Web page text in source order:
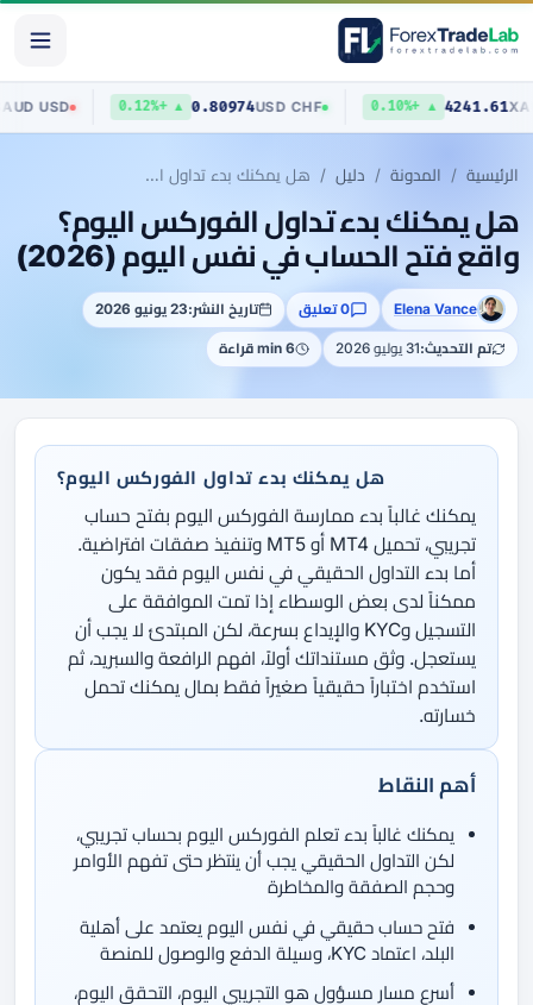
▲ +0.10%
CHF
0.80974
▲ +0.12%
USD
0.70423
الرئيسية المدونة دليل هل يمكنك بدء تداول الفوركس اليوم؟ واقع فتح الحساب في نفس اليوم (2026)
هل يمكنك بدء تداول الفوركس اليوم؟
واقع فتح الحساب في نفس اليوم (2026)
Elena Vance 0 تعليق تاريخ النشر:23 يونيو 2026
تم التحديث:31 يوليو 2026 6 min قراءة
هل يمكنك بدء تداول الفوركس اليوم؟
يمكنك غالباً بدء ممارسة الفوركس اليوم بفتح حساب
تجريبي، تحميل MT4 أو MT5 وتنفيذ صفقات افتراضية.
أما بدء التداول الحقيقي في نفس اليوم فقد يكون
ممكناً لدى بعض الوسطاء إذا تمت الموافقة على
التسجيل وKYC والإيداع بسرعة، لكن المبتدئ لا يجب أن
يستعجل. وثق مستنداتك أولاً، افهم الرافعة والسبريد، ثم
استخدم اختباراً حقيقياً صغيراً فقط بمال يمكنك تحمل
خسارته.
أهم النقاط
يمكنك غالباً بدء تعلم الفوركس اليوم بحساب تجريبي،
لكن التداول الحقيقي يجب أن ينتظر حتى تفهم الأوامر
وحجم الصفقة والمخاطرة
فتح حساب حقيقي في نفس اليوم يعتمد على أهلية
البلد، اعتماد KYC، وسيلة الدفع والوصول للمنصة
أسرع مسار مسؤول هو التجريبي اليوم، التحقق اليوم،